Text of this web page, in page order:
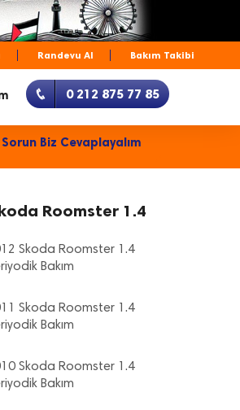
Randevu Al Bakım Takibi
0 212 875 77 85
Sorun Biz Cevaplayalım
Roomster 1.4
Skoda Roomster 1.4
Bakım
Skoda Roomster 1.4
Bakım
Skoda Roomster 1.4
Bakım